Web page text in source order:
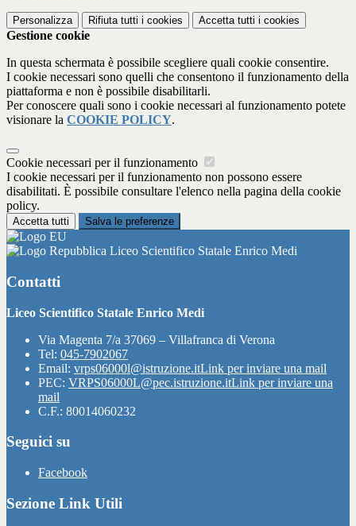
Personalizza Rifiuta tutti i cookies Accetta tutti i cookies
Gestione cookie
In questa schermata è possibile scegliere quali cookie consentire.
I cookie necessari sono quelli che consentono il funzionamento della
piattaforma e non è possibile disabilitarli.
Per conoscere quali sono i cookie necessari al funzionamento potete
visionare la COOKIE POLICY.
Cookie necessari per il funzionamento
I cookie necessari per il funzionamento non possono essere
disabilitati. È possibile consultare l'elenco nella pagina della cookie
policy.
Accetta tutti Salva le preferenze
Liceo Scientifico Statale Enrico Medi
Contatti
Liceo Scientifico Statale Enrico Medi
Via Magenta 7/a 37069 – Villafranca di Verona
Tel: 045-7902067
Email: vrps06000l@istruzione.itLink per inviare una mail
PEC: VRPS06000L@pec.istruzione.itLink per inviare una
mail
C.F.: 80014060232
Seguici su
Facebook
Sezione Link Utili